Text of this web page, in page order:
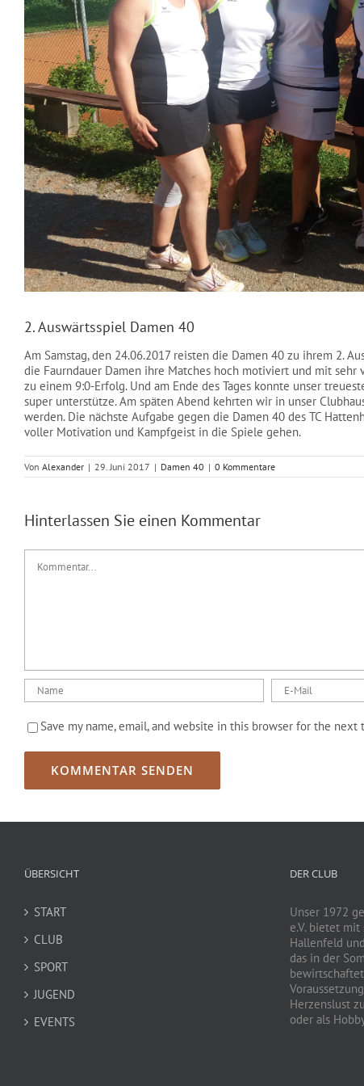
2. Auswärtsspiel Damen 40
Am Samstag, den 24.06.2017 reisten die Damen 40 zu ihrem 2.
die Faurndauer Damen ihre Matches hoch motiviert und mit
zu einem 9:0-Erfolg. Und am Ende des Tages konnte unser
super unterstütze. Am späten Abend kehrten wir in unser
werden. Die nächste Aufgabe gegen die Damen 40 des TC
voller Motivation und Kampfgeist in die Spiele gehen.
Von Alexander | 29. Juni 2017 | Damen 40 | 0 Kommentare
Hinterlassen Sie einen Kommentar
Save my name, email, and website in this browser for the next
ÜBERSICHT
START
CLUB
SPORT
JUGEND
EVENTS
DER CLUB
Unser 1972
e.V. bietet mit
Hallenfeld
das in der
Herzenslust
oder als